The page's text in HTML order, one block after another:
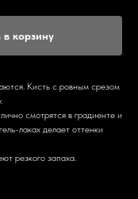
корзину
Кисть с ровным срезом
смотрятся в градиенте и
лаках делает оттенки
резкого запаха.